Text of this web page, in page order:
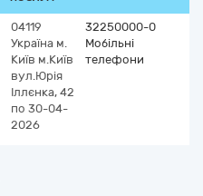
04119
Україна м.
Київ м.Київ
вул.Юрія
Іллєнка, 42
по 30-04-
2026
32250000-0
Мобільні
телефони